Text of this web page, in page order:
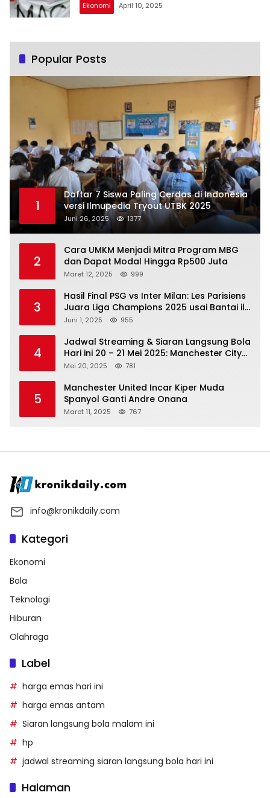
Ekonomi April 10, 2025
Popular Posts
1
Daftar 7 Siswa Paling Cerdas di Indonesia
versi Ilmupedia Tryout UTBK 2025
Juni 26, 2025 1377
2
Cara UMKM Menjadi Mitra Program MBG
dan Dapat Modal Hingga Rp500 Juta
Maret 12, 2025 999
3
Hasil Final PSG vs Inter Milan: Les Parisiens
Juara Liga Champions 2025 usai Bantai il
Nerazzurri
Juni 1, 2025 955
4
Jadwal Streaming & Siaran Langsung Bola
Hari ini 20 – 21 Mei 2025: Manchester City
vs Bournemouth
Mei 20, 2025 781
5
Manchester United Incar Kiper Muda
Spanyol Ganti Andre Onana
Maret 11, 2025 767
info@kronikdaily.com
Kategori
Ekonomi
Bola
Teknologi
Hiburan
Olahraga
Label
harga emas hari ini
harga emas antam
Siaran langsung bola malam ini
hp
jadwal streaming siaran langsung bola hari ini
Halaman